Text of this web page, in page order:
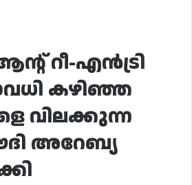
റീ-എൻട്രി
കഴിഞ്ഞ
വിലക്കുന്ന
അറേബ്യ